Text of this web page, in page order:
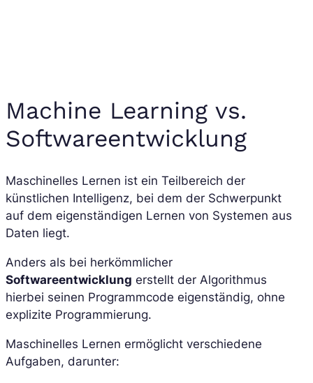
Machine Learning vs.
Softwareentwicklung
Maschinelles Lernen ist ein Teilbereich der
künstlichen Intelligenz, bei dem der Schwerpunkt
auf dem eigenständigen Lernen von Systemen aus
Daten liegt.
Anders als bei herkömmlicher
Softwareentwicklung erstellt der Algorithmus
hierbei seinen Programmcode eigenständig, ohne
explizite Programmierung.
Maschinelles Lernen ermöglicht verschiedene
Aufgaben, darunter: